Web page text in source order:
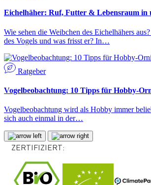
Eichelhäher: Ruf, Futter & Lebensraum in
Wie sehen die Weibchen des Eichelhähers
des Vogels und was frisst er? In…
Ratgeber
Vogelbeobachtung: 10 Tipps für Hobby-
Vogelbeobachtung wird als Hobby immer
sich auch einmal in der…
ZERTIFIZIERT: